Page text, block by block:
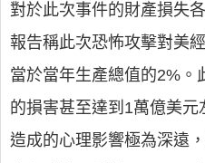
對於此次事件的財產損失
報告稱此次恐怖攻擊對美
當於當年生產總值的2%。
的損害甚至達到1萬億美
造成的心理影響極為深遠